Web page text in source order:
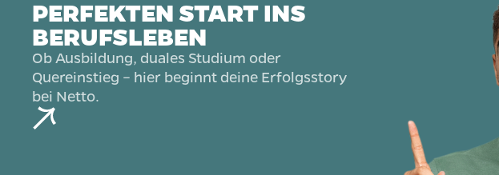
PERFEKTEN START INS
BERUFSLEBEN
Ob Ausbildung, duales Studium oder
Quereinstieg – hier beginnt deine Erfolgsstory
bei Netto.